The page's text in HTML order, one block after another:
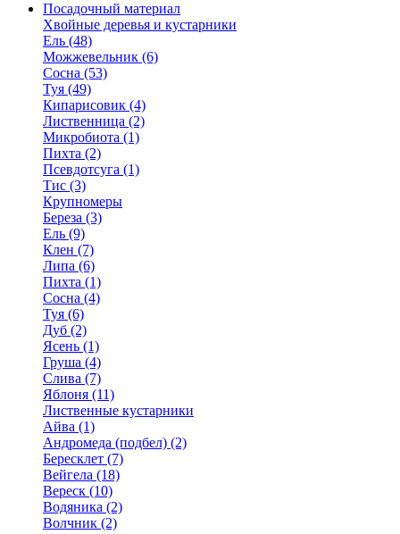
Посадочный материал
Хвойные деревья и кустарники
Ель (48)
Можжевельник (6)
Сосна (53)
Туя (49)
Кипарисовик (4)
Лиственница (2)
Микробиота (1)
Пихта (2)
Псевдотсуга (1)
Тис (3)
Крупномеры
Береза (3)
Ель (9)
Клен (7)
Липа (6)
Пихта (1)
Сосна (4)
Туя (6)
Дуб (2)
Ясень (1)
Груша (4)
Слива (7)
Яблоня (11)
Лиственные кустарники
Айва (1)
Андромеда (подбел) (2)
Бересклет (7)
Вейгела (18)
Вереск (10)
Водяника (2)
Волчник (2)